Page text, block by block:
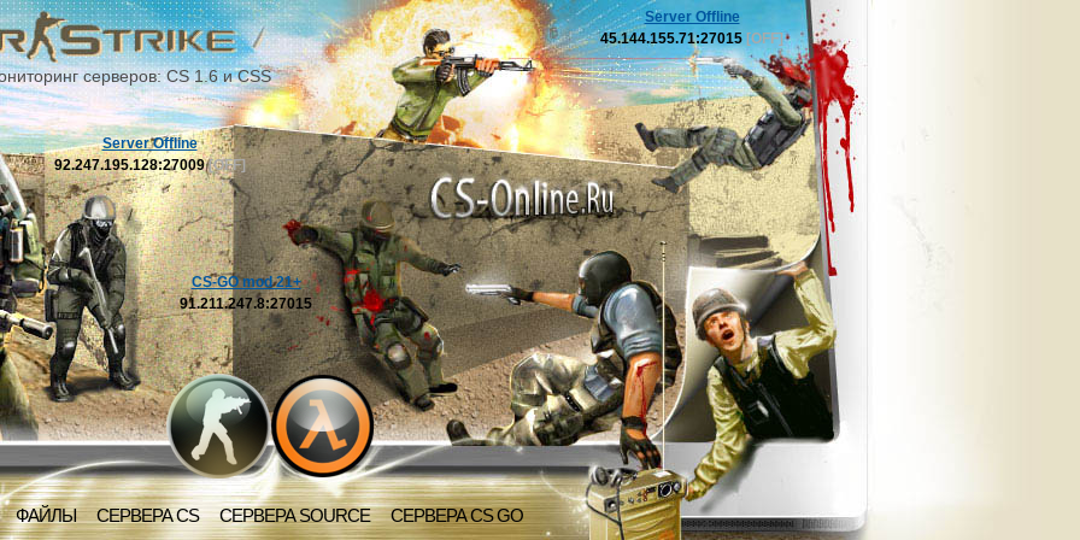
серверов: CS 1.6 и CSS
ФАЙЛЫ СЕРВЕРА CS СЕРВЕРА SOURCE СЕРВЕРА CS GO
Server Offline
92.247.195.128:27009[OFF]
CS-GO mod 21+
91.211.247.8:27015
Server Offline
45.144.155.71:27015 [OFF]